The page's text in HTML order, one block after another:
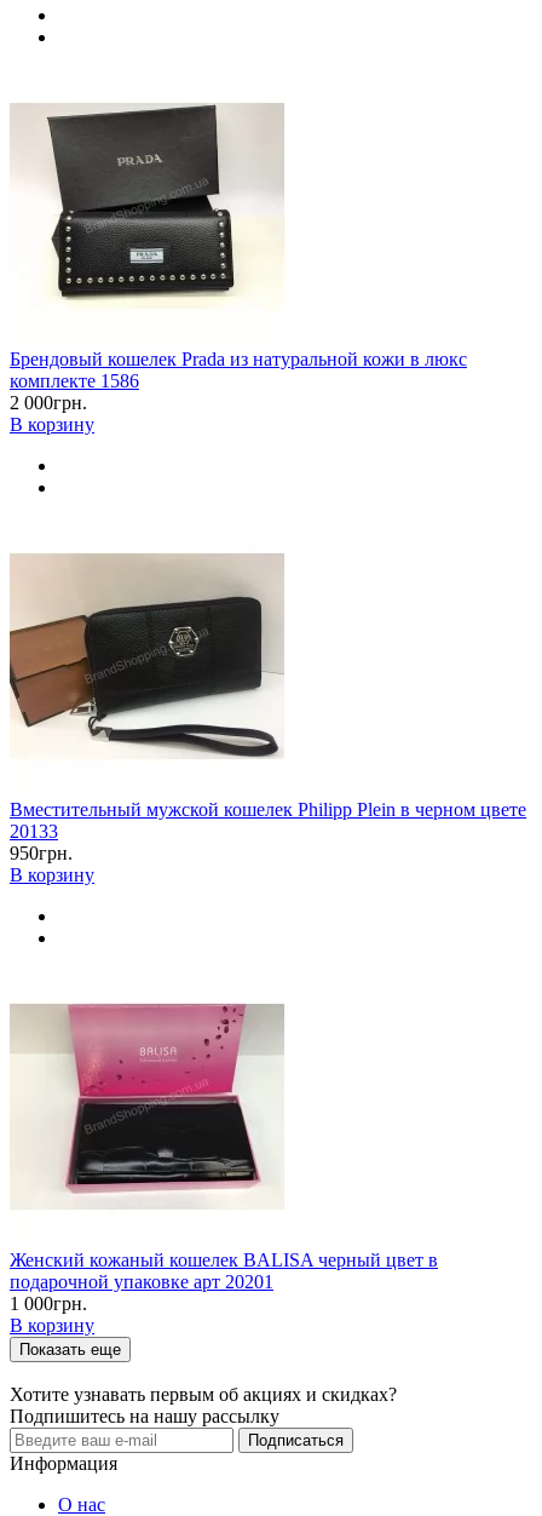
Брендовый кошелек Prada из натуральной кожи в люкс
комплекте 1586
2 000грн.
В корзину
Вместительный мужской кошелек Philipp Plein в черном цвете
20133
950грн.
В корзину
Женский кожаный кошелек BALISA черный цвет в
подарочной упаковке арт 20201
1 000грн.
В корзину
Показать еще
Хотите узнавать первым об акциях и скидках?
Подпишитесь на нашу рассылку
Подписаться
Информация
О нас